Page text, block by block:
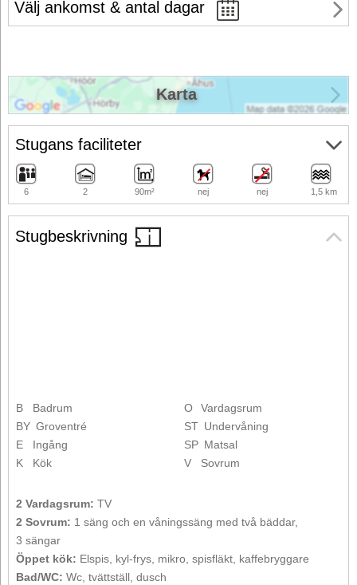
Välj ankomst & antal dagar
Stugbeskrivning
B
Badrum
BY Groventré
E
Ingång
K
Kök
O
Vardagsrum
ST Undervåning
SP Matsal
V
Sovrum
2 Vardagsrum: TV
2 Sovrum: 1 säng och en våningssäng med två bäddar,
3 sängar
Öppet kök: Elspis, kyl-frys, mikro, spisfläkt, kaffebryggare
Bad/WC: Wc, tvättställ, dusch
Stugans faciliteter
6 2 90m² nej nej 1,5 km
Karta